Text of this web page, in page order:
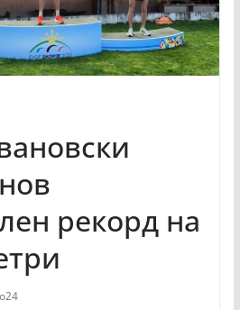
рекорд на